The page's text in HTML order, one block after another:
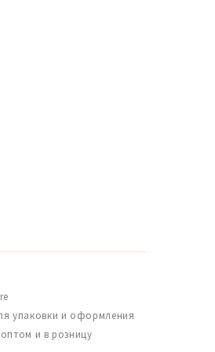
упаковки и оформления
и в розницу